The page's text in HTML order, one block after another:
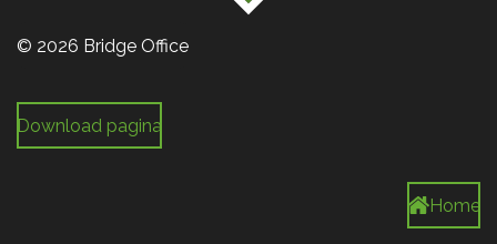
© 2026 Bridge Office
Download pagina
Home